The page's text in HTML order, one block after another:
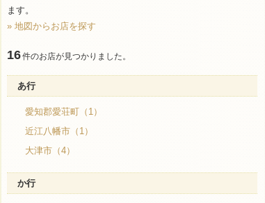
ます。
» 地図からお店を探す
16件のお店が見つかりました。
あ行
愛知郡愛荘町（1）
近江八幡市（1）
大津市（4）
か行